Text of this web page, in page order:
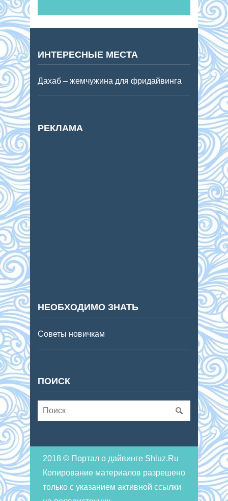
ИНТЕРЕСНЫЕ МЕСТА
Дахаб – жемчужина для фридайвинга
РЕКЛАМА
НЕОБХОДИМО ЗНАТЬ
Советы новичкам
ПОИСК
2018 © Портал о дайвинге Shluz.Ru
Копирование материалов разрешено
только с указанием активной ссылки